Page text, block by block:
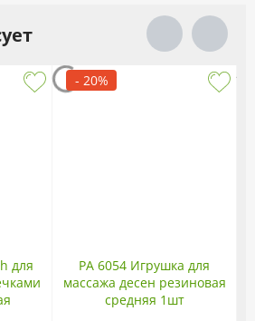
для
- 20%
PA 6054 Игрушка для
массажа десен резиновая
средняя 1шт